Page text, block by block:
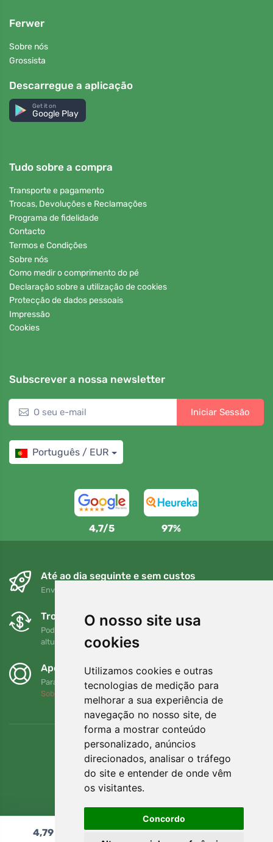
O nosso site usa
cookies
Utilizamos cookies e outras
tecnologias de medição para
melhorar a sua experiência de
navegação no nosso site, de
forma a mostrar conteúdo
personalizado, anúncios
direcionados, analisar o tráfego
do site e entender de onde vêm
os visitantes.
Concordo
Ferwer
Sobre nós
Grossista
Descarregue a aplicação
Get it on
Google Play
Tudo sobre a compra
Transporte e pagamento
Trocas, Devoluções e Reclamações
Programa de fidelidade
Contacto
Termos e Condições
Sobre nós
Como medir o comprimento do pé
Declaração sobre a utilização de cookies
Protecção de dados pessoais
Impressão
Cookies
Subscrever a nossa newsletter
Iniciar Sessão
Português / EUR
4,7/5 97%
Até ao dia seguinte e sem custos
Envio gratuito para encomendas superiores a 80 EUR
Trocas e devoluções gratuitas
Pode devolver ou trocar a sua encomenda em qualquer
altura no prazo de 90 dias
Apoiamos a Trees.org
Para cada encomenda plantamos uma árvore! Leia mais
Sobre nós
4,79€ Adicionar ao carrinho